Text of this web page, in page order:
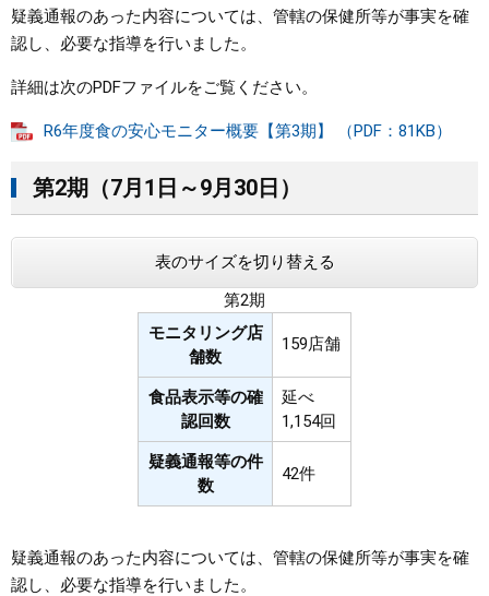
疑義通報のあった内容については、管轄の保健所等が事実を確
認し、必要な指導を行いました。
詳細は次のPDFファイルをご覧ください。
R6年度食の安心モニター概要【第3期】 （PDF：81KB）
第2期（7月1日～9月30日）
表のサイズを切り替える
第2期
モニタリング店
舗数
159店舗
食品表示等の確
認回数
延べ
1,154回
疑義通報等の件
数
42件
疑義通報のあった内容については、管轄の保健所等が事実を確
認し、必要な指導を行いました。